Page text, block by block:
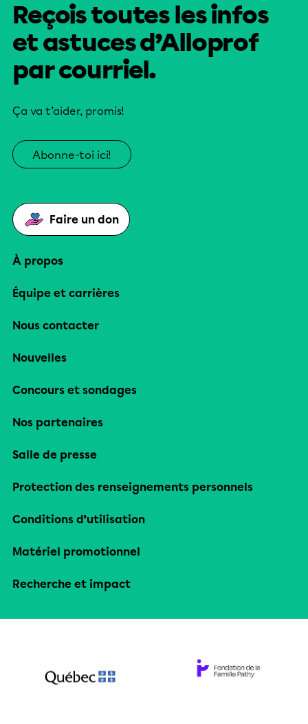
Reçois toutes les infos
et astuces d’Alloprof
par courriel.
Ça va t’aider, promis!
Abonne-toi ici!
Faire un don
À propos
Équipe et carrières
Nous contacter
Nouvelles
Concours et sondages
Nos partenaires
Salle de presse
Protection des renseignements personnels
Conditions d’utilisation
Matériel promotionnel
Recherche et impact